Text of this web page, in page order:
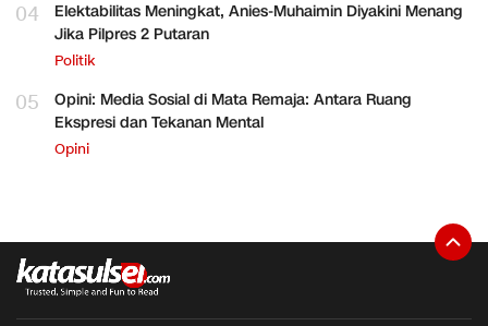
04
Elektabilitas Meningkat, Anies-Muhaimin Diyakini Menang
Jika Pilpres 2 Putaran
Politik
05
Opini: Media Sosial di Mata Remaja: Antara Ruang
Ekspresi dan Tekanan Mental
Opini